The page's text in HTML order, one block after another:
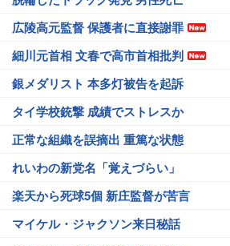
広陵高元監督 保護者に直接謝罪
細川元首相 文春で高市首相批判
銀メダリスト 本多灯被告を起訴
タイ学校銃撃 成績でストレスか
正常な組織を誤摘出 重篤な状態
れいわの新党名「覚えづらい」
楽天から死球5個 新庄監督が苦言
マイケル・ジャクソン来日秘話